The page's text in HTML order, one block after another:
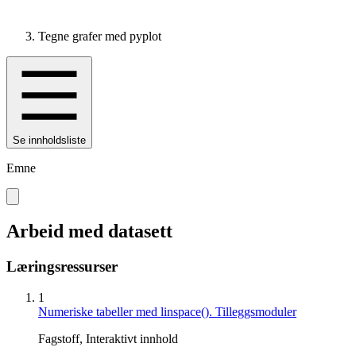
Tegne grafer med pyplot
Se innholdsliste
Emne
Arbeid med datasett
Læringsressurser
1
Numeriske tabeller med linspace(). Tilleggsmoduler
Fagstoff, Interaktivt innhold